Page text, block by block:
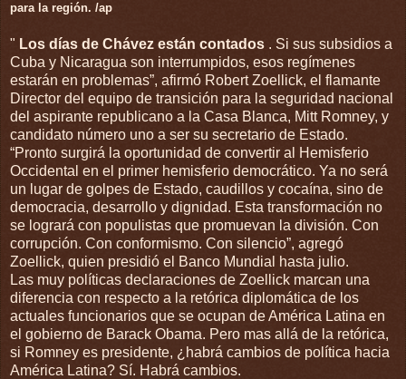
para la región. /ap
" Los días de Chávez están contados . Si sus subsidios a
Cuba y Nicaragua son interrumpidos, esos regímenes
estarán en problemas”, afirmó Robert Zoellick, el flamante
Director del equipo de transición para la seguridad nacional
del aspirante republicano a la Casa Blanca, Mitt Romney, y
candidato número uno a ser su secretario de Estado.
“Pronto surgirá la oportunidad de convertir al Hemisferio
Occidental en el primer hemisferio democrático. Ya no será
un lugar de golpes de Estado, caudillos y cocaína, sino de
democracia, desarrollo y dignidad. Esta transformación no
se logrará con populistas que promuevan la división. Con
corrupción. Con conformismo. Con silencio”, agregó
Zoellick, quien presidió el Banco Mundial hasta julio.
Las muy políticas declaraciones de Zoellick marcan una
diferencia con respecto a la retórica diplomática de los
actuales funcionarios que se ocupan de América Latina en
el gobierno de Barack Obama. Pero mas allá de la retórica,
si Romney es presidente, ¿habrá cambios de política hacia
América Latina? Sí. Habrá cambios.